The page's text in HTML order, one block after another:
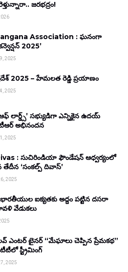
జరభద్రం!
Association : ఘనంగా
2025’
2025
2025 – హేమలత రెడ్డి ప్రయాణం
2025
లార్డ్స్’ సభ్యుడిగా ఎన్నికైన ఉదయ్
అభినందన
2025
: సుచిరిండియా ఫౌండేషన్ ఆధ్వర్యంలో
‘సంకల్ప్ దివాస్’
2025
ఐక్యతకు అద్దం పట్టిన దసరా
వేడుకలు
ఎంటర్ టైనర్ “మేఘాలు చెప్పిన ప్రేమకథ”
స్ట్రీమింగ్
2025